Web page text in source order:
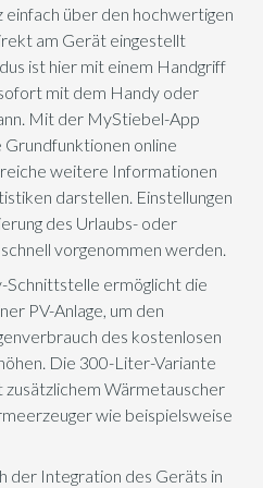
über den hochwertigen
am Gerät eingestellt
ist hier mit einem Handgriff
mit dem Handy oder
Mit der MyStiebel-App
Grundfunktionen online
weitere Informationen
darstellen. Einstellungen
des Urlaubs- oder
vorgenommen werden.
Schnittstelle ermöglicht die
PV-Anlage, um den
des kostenlosen
Die 300-Liter-Variante
zusätzlichem Wärmetauscher
wie beispielsweise
der Integration des Geräts in